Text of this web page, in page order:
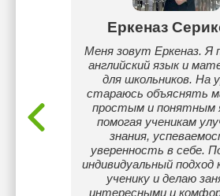
Еркеназ
Меня зовут Еркеназ. Я
английский язык и
для школьников. На
стараюсь объяснять
простым и понятным
помогая ученикам
знания,
уверенность в себе.
индивидуальный подход
ученику и делаю
интересными и